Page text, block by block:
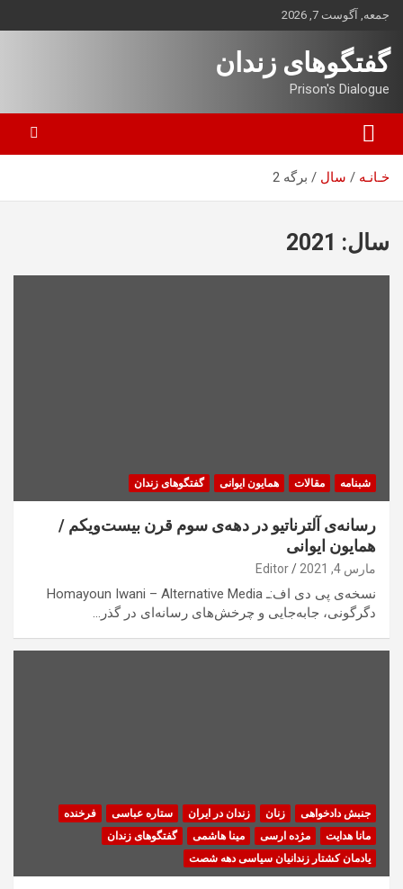
بروید
جمعه, آگوست 7, 2026
گفتگوهای زندان
Prison's Dialogue
خـانـه سال برگه 2
سال: 2021
شبنامه مقالات همایون ایوانی گفتگوهای زندان
رسانه‌ی آلترناتیو در دهه‌ی سوم قرن بیست‌ویکم /
همایون ایوانی
مارس 4, 2021 Editor
نسخه‌ی پی دی اف:ـ Homayoun Iwani – Alternative Media
دگرگونی، جابه‌جایی و چرخش‌های رسانه‌ای در گذر…
جنبش دادخواهی زنان زندان در ایران ستاره عباسی
فرخنده
مانا هدایت
مژده ارسی مینا هاشمی
گفتگوهای زندان
یادمان کشتار زندانیان سیاسی دهه شصت